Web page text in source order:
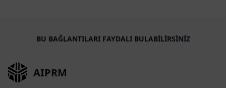
BU BAĞLANTILARI FAYDALI BULABILIRSINIZ
AIPRM